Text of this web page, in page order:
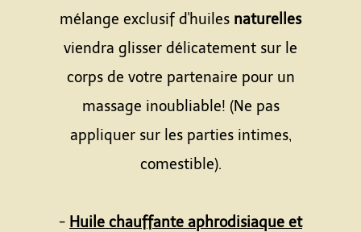
mélange exclusif d'huiles naturelles
viendra glisser délicatement sur le
corps de votre partenaire pour un
massage inoubliable! (Ne pas
appliquer sur les parties intimes,
comestible).
- Huile chauffante aphrodisiaque et